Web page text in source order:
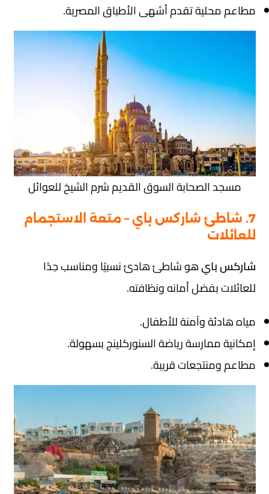
مطاعم محلية تقدم أشهى الأطباق المصرية.
مسجد الصحابة السوق القديم شرم الشيخ للعوائل
7. شاطئ شاركس باي – متعة الاستجمام
للعائلات
شاركس بايهو شاطئ هادئ نسبيًا ومناسب جدًا
للعائلات بفضل أمانه ونظافته.
مياه هادئة وآمنة للأطفال.
إمكانية ممارسة رياضة السنوركلينج بسهولة.
مطاعم ومنتجعات قريبة.